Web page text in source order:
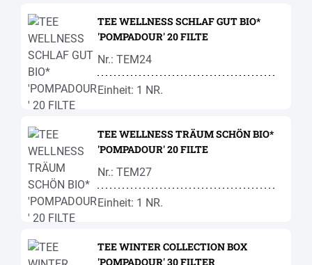
TEE WELLNESS SCHLAF GUT BIO*
'POMPADOUR' 20 FILTE
Nr.: TEM24
Einheit: 1 NR.
TEE WELLNESS TRÄUM SCHÖN BIO*
'POMPADOUR' 20 FILTE
Nr.: TEM27
Einheit: 1 NR.
TEE WINTER COLLECTION BOX
'POMPADOUR' 30 FILTER